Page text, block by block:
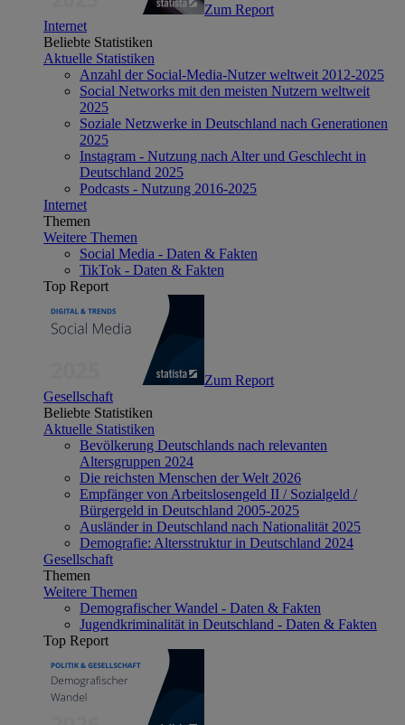
Zum Report
Internet
Beliebte Statistiken
Aktuelle Statistiken
Anzahl der Social-Media-Nutzer weltweit 2012-2025
Social Networks mit den meisten Nutzern weltweit
2025
Soziale Netzwerke in Deutschland nach Generationen
2025
Instagram - Nutzung nach Alter und Geschlecht in
Deutschland 2025
Podcasts - Nutzung 2016-2025
Internet
Themen
Weitere Themen
Social Media - Daten & Fakten
TikTok - Daten & Fakten
Top Report
Zum Report
Gesellschaft
Beliebte Statistiken
Aktuelle Statistiken
Bevölkerung Deutschlands nach relevanten
Altersgruppen 2024
Die reichsten Menschen der Welt 2026
Empfänger von Arbeitslosengeld II / Sozialgeld /
Bürgergeld in Deutschland 2005-2025
Ausländer in Deutschland nach Nationalität 2025
Demografie: Altersstruktur in Deutschland 2024
Gesellschaft
Themen
Weitere Themen
Demografischer Wandel - Daten & Fakten
Jugendkriminalität in Deutschland - Daten & Fakten
Top Report